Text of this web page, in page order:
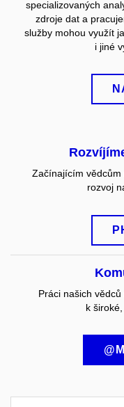
specializovaných
zdroje dat a
služby mohou využít
i jiné
Začínajícím vědcům
rozvoj
Práci našich
k